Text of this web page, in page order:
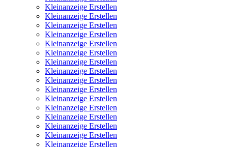
Kleinanzeige Erstellen
Kleinanzeige Erstellen
Kleinanzeige Erstellen
Kleinanzeige Erstellen
Kleinanzeige Erstellen
Kleinanzeige Erstellen
Kleinanzeige Erstellen
Kleinanzeige Erstellen
Kleinanzeige Erstellen
Kleinanzeige Erstellen
Kleinanzeige Erstellen
Kleinanzeige Erstellen
Kleinanzeige Erstellen
Kleinanzeige Erstellen
Kleinanzeige Erstellen
Kleinanzeige Erstellen